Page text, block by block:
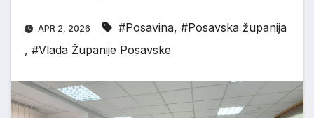
APR 2, 2026 #Posavina, #Posavska županija
, #Vlada Županije Posavske